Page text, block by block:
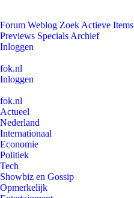
Forum Weblog Zoek Actieve Items
Previews Specials Archief
Inloggen
fok.nl
Inloggen
fok.nl
Actueel
Nederland
Internationaal
Economie
Politiek
Tech
Showbiz en Gossip
Opmerkelijk